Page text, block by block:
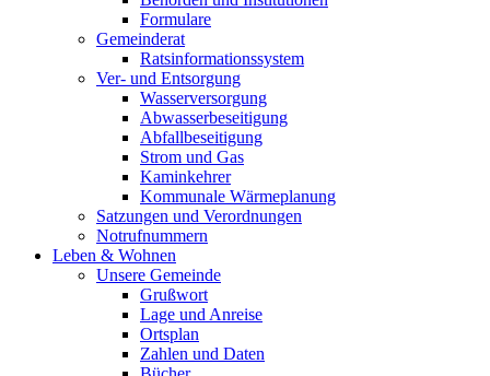
Formulare
Gemeinderat
Ratsinformationssystem
Ver- und Entsorgung
Wasserversorgung
Abwasserbeseitigung
Abfallbeseitigung
Strom und Gas
Kaminkehrer
Kommunale Wärmeplanung
Satzungen und Verordnungen
Notrufnummern
Leben & Wohnen
Unsere Gemeinde
Grußwort
Lage und Anreise
Ortsplan
Zahlen und Daten